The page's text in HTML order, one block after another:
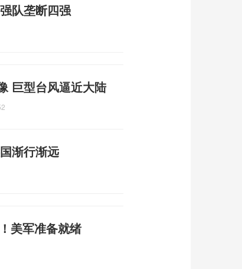
队垄断四强
巨型台风逼近大陆
渐行渐远
美军准备就绪